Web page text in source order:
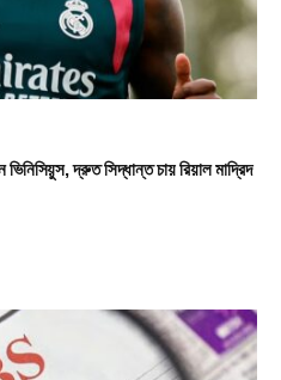
ভিনিসিয়ুস, দ্রুত সিদ্ধান্ত চায় রিয়াল মাদ্রিদ